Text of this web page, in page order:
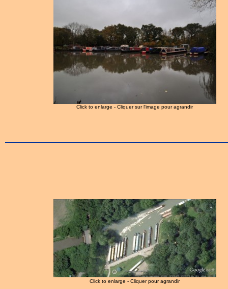
Click to enlarge - Cliquer sur l'image pour agrandir
Click to enlarge - Cliquer pour agrandir